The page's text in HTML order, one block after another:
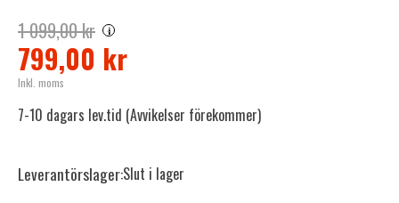
1 099,00 kr i
799,00 kr
Inkl. moms
7-10 dagars lev.tid (Avvikelser förekommer)
Leverantörslager:Slut i lager